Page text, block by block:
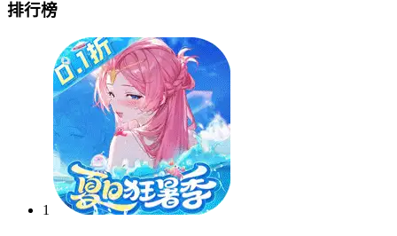
排行榜
1